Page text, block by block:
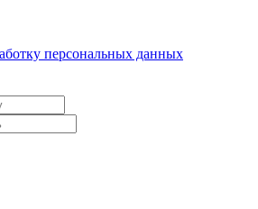
персональных данных